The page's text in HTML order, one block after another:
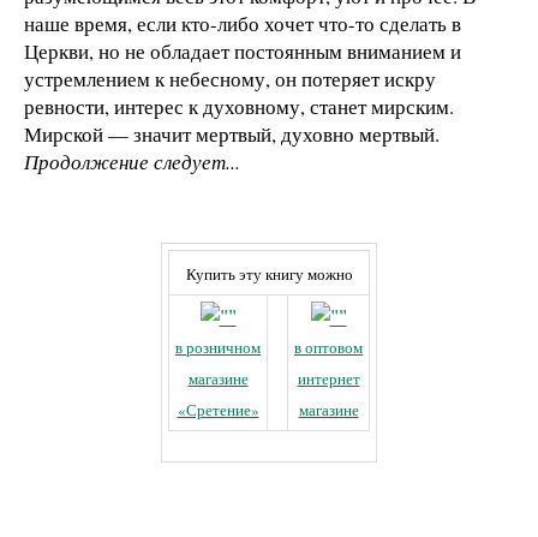
наше время, если кто-либо хочет что-то сделать в
Церкви, но не обладает постоянным вниманием и
устремлением к небесному, он потеряет искру
ревности, интерес к духовному, станет мирским.
Мирской — значит мертвый, духовно мертвый.
Продолжение следует...
Купить эту книгу можно
в розничном
магазине
«Сретение»
в оптовом
интернет
магазине